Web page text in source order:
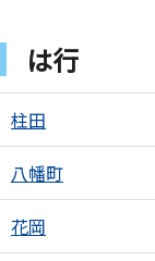
は行
柱田
八幡町
花岡